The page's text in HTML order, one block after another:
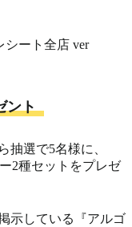
ート全店 ver
ント
抽選で5名様に、
2種セットをプレゼ
示している『アルゴ